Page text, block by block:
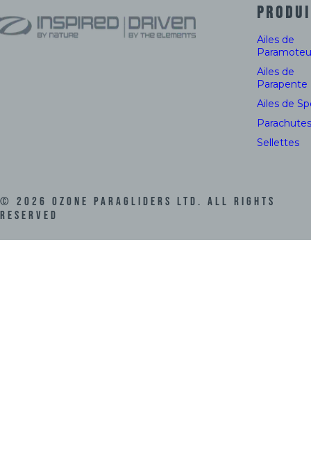
Ailes de
Ailes de
Parapente
Ailes de
Parachutes
Sellettes
© 2026 Ozone Paragliders LTD. All Rights
Reserved